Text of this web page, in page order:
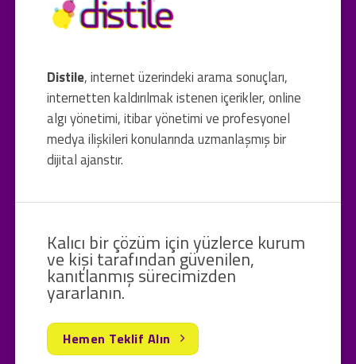
Distile, internet üzerindeki arama sonuçları,
internetten kaldırılmak istenen içerikler, online
algı yönetimi, itibar yönetimi ve profesyonel
medya ilişkileri konularında uzmanlaşmış bir
dijital ajanstır.
Kalıcı bir çözüm için yüzlerce kurum
ve kişi tarafından güvenilen,
kanıtlanmış sürecimizden
yararlanın.
Hemen Teklif Alın